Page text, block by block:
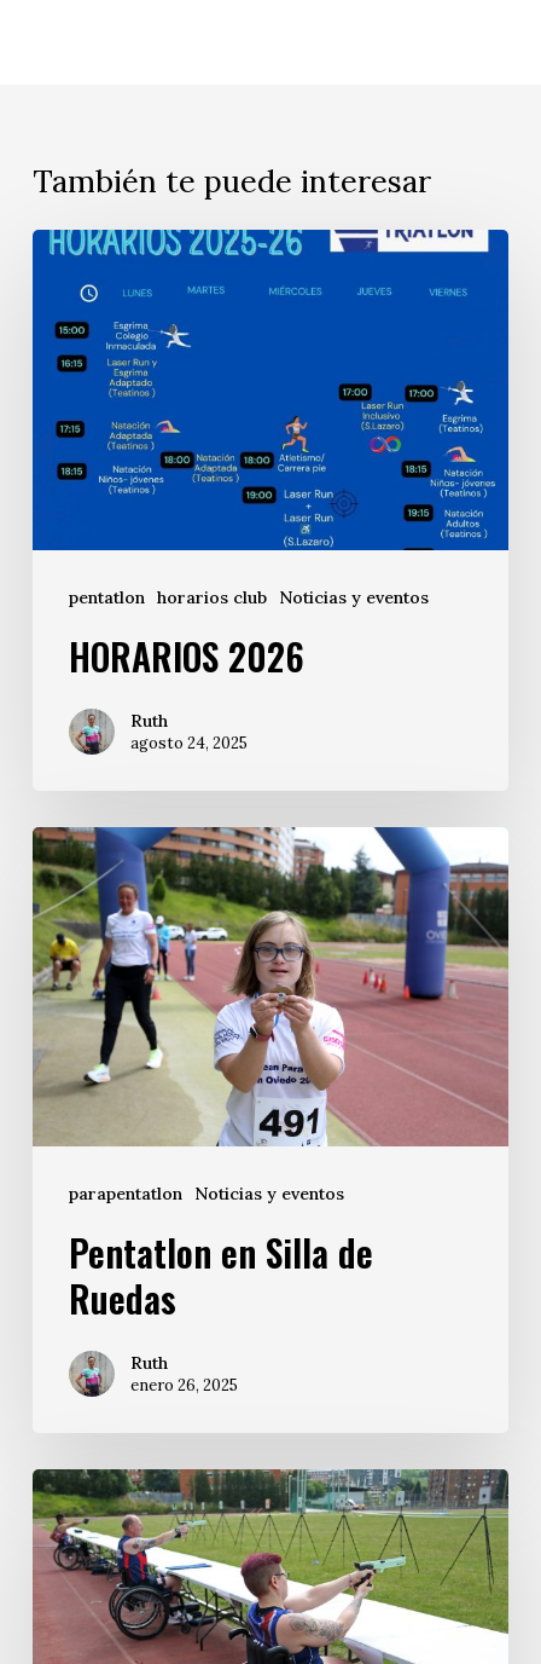
También te puede interesar
pentatlon horarios club Noticias y eventos
HORARIOS 2026
Ruth
agosto 24, 2025
parapentatlon Noticias y eventos
Pentatlon en Silla de
Ruedas
Ruth
enero 26, 2025